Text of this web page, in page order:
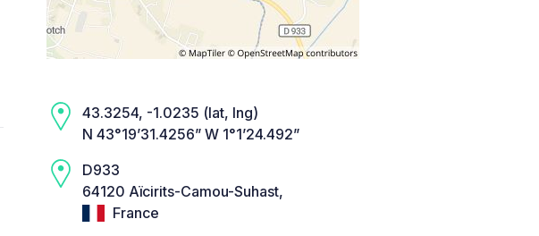
43.3254, -1.0235 (lat, lng)
N 43°19’31.4256” W 1°1’24.492”
D933
64120 Aïcirits-Camou-Suhast,
France